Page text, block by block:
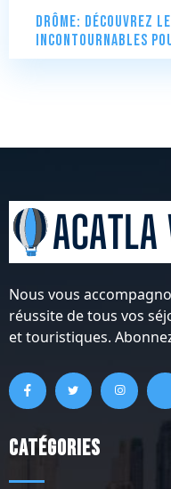
Drôme: Découvrez
incontournables
Nous vous
réussite de tous vos
et touristiques.
Catégories